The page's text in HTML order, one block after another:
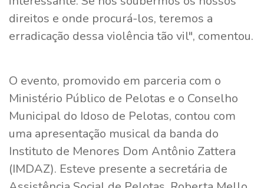
direitos e onde procurá-los, teremos a
erradicação dessa violência tão vil", comentou.
O evento, promovido em parceria com o
Ministério Público de Pelotas e o Conselho
Municipal do Idoso de Pelotas, contou com
uma apresentação musical da banda do
Instituto de Menores Dom Antônio Zattera
(IMDAZ). Esteve presente a secretária de